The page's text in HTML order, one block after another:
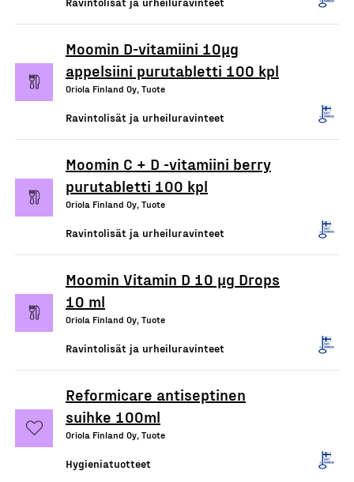
Moomin D-vitamiini 10µg
appelsiini purutabletti 100 kpl
Oriola Finland Oy, Tuote
Ravintolisät ja urheiluravinteet
Moomin C + D -vitamiini berry
purutabletti 100 kpl
Oriola Finland Oy, Tuote
Ravintolisät ja urheiluravinteet
Moomin Vitamin D 10 µg Drops
10 ml
Oriola Finland Oy, Tuote
Ravintolisät ja urheiluravinteet
Reformicare antiseptinen
suihke 100ml
Oriola Finland Oy, Tuote
Hygieniatuotteet